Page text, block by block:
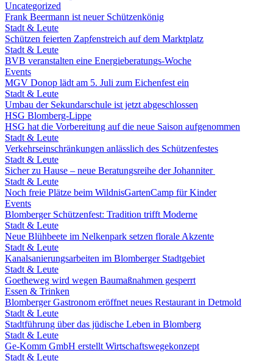
Uncategorized
Frank Beermann ist neuer Schützenkönig
Stadt & Leute
Schützen feierten Zapfenstreich auf dem Marktplatz
Stadt & Leute
BVB veranstalten eine Energieberatungs-Woche
Events
MGV Donop lädt am 5. Juli zum Eichenfest ein
Stadt & Leute
Umbau der Sekundarschule ist jetzt abgeschlossen
HSG Blomberg-Lippe
HSG hat die Vorbereitung auf die neue Saison aufgenommen
Stadt & Leute
Verkehrseinschränkungen anlässlich des Schützenfestes
Stadt & Leute
Sicher zu Hause – neue Beratungsreihe der Johanniter
Stadt & Leute
Noch freie Plätze beim WildnisGartenCamp für Kinder
Events
Blomberger Schützenfest: Tradition trifft Moderne
Stadt & Leute
Neue Blühbeete im Nelkenpark setzen florale Akzente
Stadt & Leute
Kanalsanierungsarbeiten im Blomberger Stadtgebiet
Stadt & Leute
Goetheweg wird wegen Baumaßnahmen gesperrt
Essen & Trinken
Blomberger Gastronom eröffnet neues Restaurant in Detmold
Stadt & Leute
Stadtführung über das jüdische Leben in Blomberg
Stadt & Leute
Ge-Komm GmbH erstellt Wirtschaftswegekonzept
Stadt & Leute